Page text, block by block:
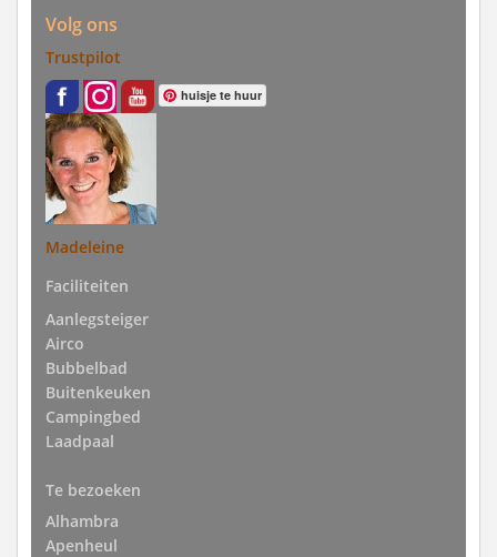
Volg ons
Trustpilot
huisje te huur
Madeleine
Faciliteiten
Aanlegsteiger
Airco
Bubbelbad
Buitenkeuken
Campingbed
Laadpaal
Te bezoeken
Alhambra
Apenheul